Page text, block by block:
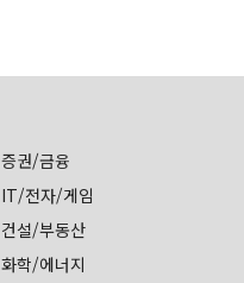
증권/금융
IT/전자/게임
건설/부동산
화학/에너지